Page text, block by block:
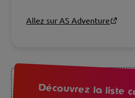
Allez sur AS Adventure
Découvrez la liste